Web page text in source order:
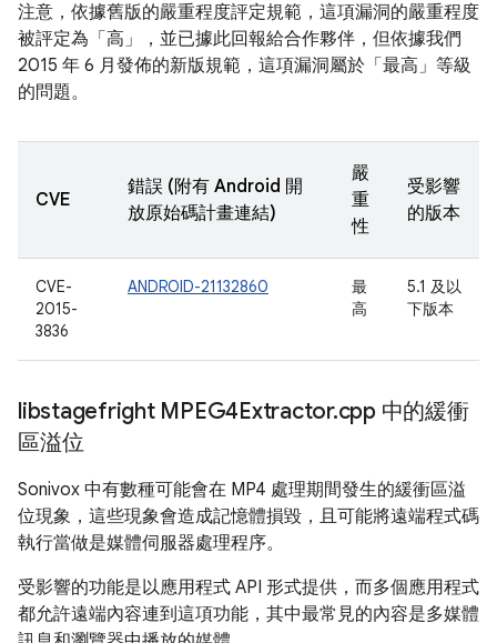
注意，依據舊版的嚴重程度評定規範，這項漏洞的嚴重程度
被評定為「高」，並已據此回報給合作夥伴，但依據我們
2015 年 6 月發佈的新版規範，這項漏洞屬於「最高」等級
的問題。
CVE
錯誤 (附有 Android 開
放原始碼計畫連結)
嚴
重
性
受影響
的版本
CVE-
2015-
3836
ANDROID-21132860
最
高
5.1 及以
下版本
libstagefright MPEG4Extractor.cpp 中的緩衝
區溢位
Sonivox 中有數種可能會在 MP4 處理期間發生的緩衝區溢
位現象，這些現象會造成記憶體損毀，且可能將遠端程式碼
執行當做是媒體伺服器處理程序。
受影響的功能是以應用程式 API 形式提供，而多個應用程式
都允許遠端內容連到這項功能，其中最常見的內容是多媒體